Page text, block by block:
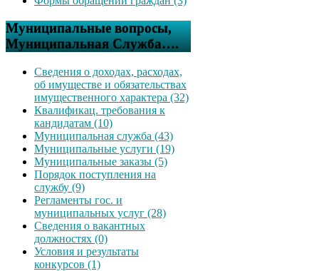
Муниципальные вопросы,
Муниципальная Служба….
Сведения о доходах, расходах,
об имуществе и обязательствах
имущественного характера (32)
Квалификац. требования к
кандидатам (10)
Муниципальная служба (43)
Муниципальные услуги (19)
Муниципальные заказы (5)
Порядок поступления на
службу (9)
Регламенты гос. и
муниципальных услуг (28)
Сведения о вакантных
должностях (0)
Условия и результаты
конкурсов (1)